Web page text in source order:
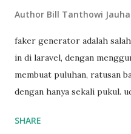
Author Bill Tanthowi
faker generator adalah
in di laravel, dengan
membuat puluhan, ratusan
dengan hanya sekali pukul.
people gonna smart when
SHARE